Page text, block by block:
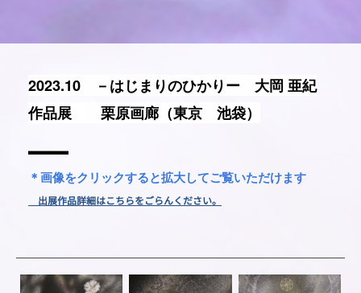
2023.10 －はじまりのひかりー 大岡 亜紀
作品展
栗原画廊（東京 池袋）
＊画像をクリックすると拡大してご覧いただけます
出展作品詳細はこちらをごらんください。